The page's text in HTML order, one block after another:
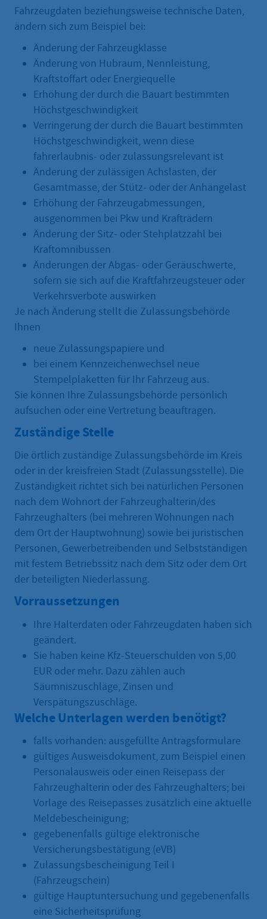
Fahrzeugdaten beziehungsweise technische Daten,
ändern sich zum Beispiel bei:
Änderung der Fahrzeugklasse
Änderung von Hubraum, Nennleistung,
Kraftstoffart oder Energiequelle
Erhöhung der durch die Bauart bestimmten
Höchstgeschwindigkeit
Verringerung der durch die Bauart bestimmten
Höchstgeschwindigkeit, wenn diese
fahrerlaubnis- oder zulassungsrelevant ist
Änderung der zulässigen Achslasten, der
Gesamtmasse, der Stütz- oder der Anhängelast
Erhöhung der Fahrzeugabmessungen,
ausgenommen bei Pkw und Krafträdern
Änderung der Sitz- oder Stehplatzzahl bei
Kraftomnibussen
Änderungen der Abgas- oder Geräuschwerte,
sofern sie sich auf die Kraftfahrzeugsteuer oder
Verkehrsverbote auswirken
Je nach Änderung stellt die Zulassungsbehörde
Ihnen
neue Zulassungspapiere und
bei einem Kennzeichenwechsel neue
Stempelplaketten für Ihr Fahrzeug aus.
Sie können Ihre Zulassungsbehörde persönlich
aufsuchen oder eine Vertretung beauftragen.
Zuständige Stelle
Die örtlich zuständige Zulassungsbehörde im Kreis
oder in der kreisfreien Stadt (Zulassungsstelle). Die
Zuständigkeit richtet sich bei natürlichen Personen
nach dem Wohnort der Fahrzeughalterin/des
Fahrzeughalters (bei mehreren Wohnungen nach
dem Ort der Hauptwohnung) sowie bei juristischen
Personen, Gewerbetreibenden und Selbstständigen
mit festem Betriebssitz nach dem Sitz oder dem Ort
der beteiligten Niederlassung.
Vorraussetzungen
Ihre Halterdaten oder Fahrzeugdaten haben sich
geändert.
Sie haben keine Kfz-Steuerschulden von 5,00
EUR oder mehr. Dazu zählen auch
Säumniszuschläge, Zinsen und
Verspätungszuschläge.
Welche Unterlagen werden benötigt?
falls vorhanden: ausgefüllte Antragsformulare
gültiges Ausweisdokument, zum Beispiel einen
Personalausweis oder einen Reisepass der
Fahrzeughalterin oder des Fahrzeughalters; bei
Vorlage des Reisepasses zusätzlich eine aktuelle
Meldebescheinigung;
gegebenenfalls gültige elektronische
Versicherungsbestätigung (eVB)
Zulassungsbescheinigung Teil I
(Fahrzeugschein)
gültige Hauptuntersuchung und gegebenenfalls
eine Sicherheitsprüfung